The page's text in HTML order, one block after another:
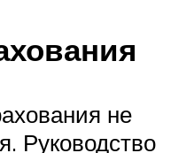
не
Руководство